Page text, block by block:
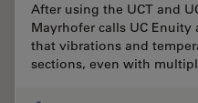
After using the UCT and
Mayrhofer calls UC
that vibrations and
sections, even with